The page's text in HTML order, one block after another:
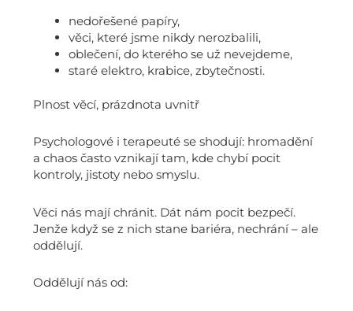
nedořešené papíry,
věci, které jsme nikdy nerozbalili,
oblečení, do kterého se už nevejdeme,
staré elektro, krabice, zbytečnosti.
Plnost věcí, prázdnota uvnitř
Psychologové i terapeuté se shodují: hromadění
a chaos často vznikají tam, kde chybí pocit
kontroly, jistoty nebo smyslu.
Věci nás mají chránit. Dát nám pocit bezpečí.
Jenže když se z nich stane bariéra, nechrání – ale
oddělují.
Oddělují nás od: